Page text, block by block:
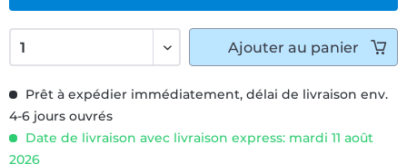
Prêt à expédier immédiatement, délai de livraison env.
4-6 jours ouvrés
Date de livraison avec livraison express: mardi 11 août
2026
Ajouter au panier